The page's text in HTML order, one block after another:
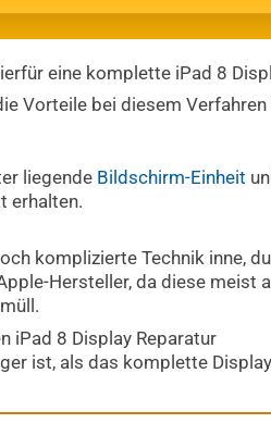
eine komplette iPad 8
Vorteile bei diesem
liegende Bildschirm-Einheit
erhalten.
komplizierte Technik inne,
Hersteller, da diese meist
iPad 8 Display Reparatur
ist, als das komplette